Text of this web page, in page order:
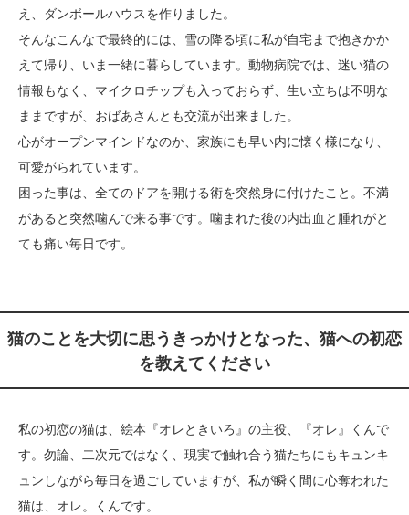
え、ダンボールハウスを作りました。
そんなこんなで最終的には、雪の降る頃に私が自宅まで抱きかか
えて帰り、いま一緒に暮らしています。動物病院では、迷い猫の
情報もなく、マイクロチップも入っておらず、生い立ちは不明な
ままですが、おばあさんとも交流が出来ました。
心がオープンマインドなのか、家族にも早い内に懐く様になり、
可愛がられています。
困った事は、全てのドアを開ける術を突然身に付けたこと。不満
があると突然噛んで来る事です。噛まれた後の内出血と腫れがと
ても痛い毎日です。
猫のことを大切に思うきっかけとなった、猫への初恋
を教えてください
私の初恋の猫は、絵本『オレときいろ』の主役、『オレ』くんで
す。勿論、二次元ではなく、現実で触れ合う猫たちにもキュンキ
ュンしながら毎日を過ごしていますが、私が瞬く間に心奪われた
猫は、オレ。くんです。